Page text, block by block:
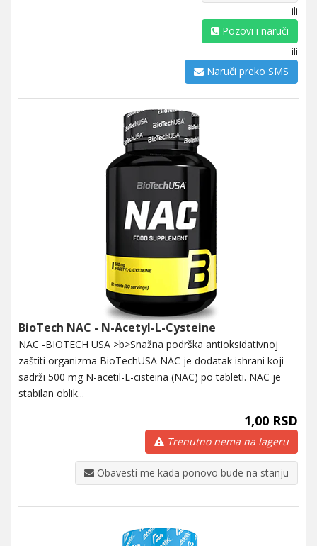
ili
Pozovi i naruči
ili
Naruči preko SMS
BioTech NAC - N-Acetyl-L-Cysteine
NAC -BIOTECH USA >b>Snažna podrška antioksidativnoj
zaštiti organizma BioTechUSA NAC je dodatak ishrani koji
sadrži 500 mg N-acetil-L-cisteina (NAC) po tableti. NAC je
stabilan oblik...
1,00 RSD
Trenutno nema na lageru
Obavesti me kada ponovo bude na stanju